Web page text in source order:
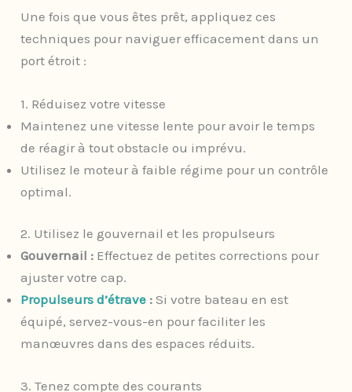
Une fois que vous êtes prêt, appliquez ces
techniques pour naviguer efficacement dans un
port étroit :
1. Réduisez votre vitesse
Maintenez une vitesse lente pour avoir le temps
de réagir à tout obstacle ou imprévu.
Utilisez le moteur à faible régime pour un contrôle
optimal.
2. Utilisez le gouvernail et les propulseurs
Gouvernail : Effectuez de petites corrections pour
ajuster votre cap.
Propulseurs d’étrave : Si votre bateau en est
équipé, servez-vous-en pour faciliter les
manœuvres dans des espaces réduits.
3. Tenez compte des courants